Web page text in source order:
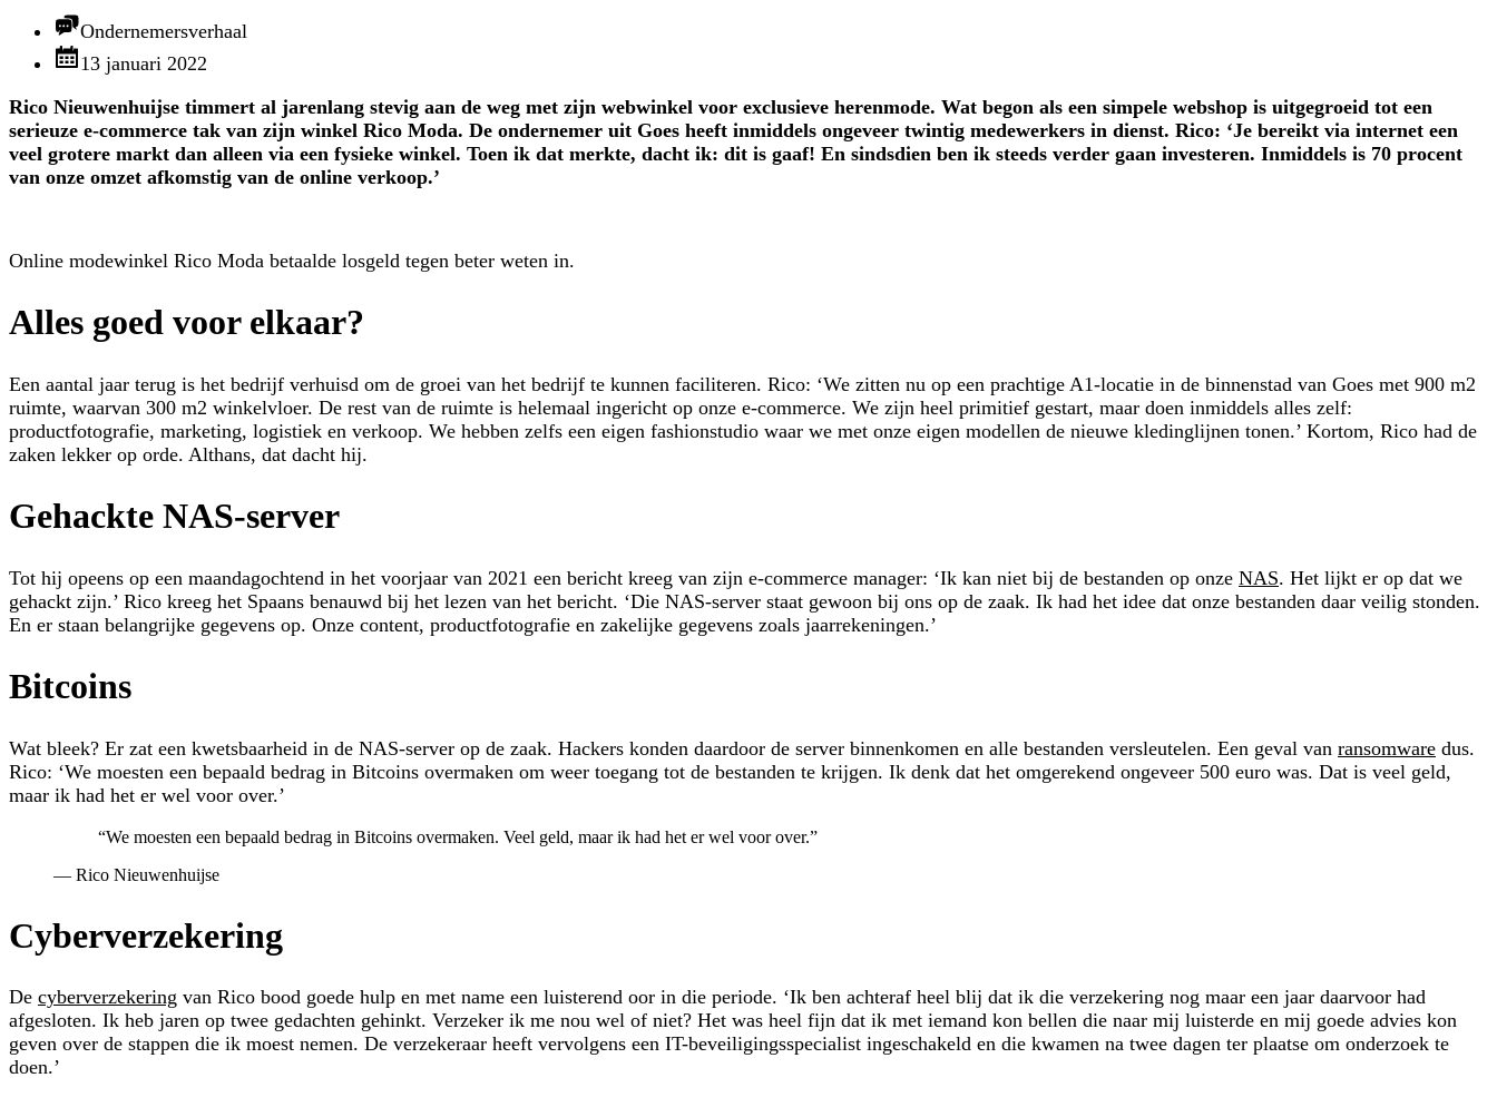
Ondernemersverhaal
13 januari 2022
Rico Nieuwenhuijse timmert al jarenlang stevig aan de weg met zijn webwinkel voor exclusieve herenmode. Wat begon als een simpele webshop is uitgegroeid tot een
serieuze e-commerce tak van zijn winkel Rico Moda. De ondernemer uit Goes heeft inmiddels ongeveer twintig medewerkers in dienst. Rico: ‘Je bereikt via internet een
veel grotere markt dan alleen via een fysieke winkel. Toen ik dat merkte, dacht ik: dit is gaaf! En sindsdien ben ik steeds verder gaan investeren. Inmiddels is 70 procent
van onze omzet afkomstig van de online verkoop.’
Online modewinkel Rico Moda betaalde losgeld tegen beter weten in.
Alles goed voor elkaar?
Een aantal jaar terug is het bedrijf verhuisd om de groei van het bedrijf te kunnen faciliteren. Rico: ‘We zitten nu op een prachtige A1-locatie in de binnenstad van Goes met 900 m2
ruimte, waarvan 300 m2 winkelvloer. De rest van de ruimte is helemaal ingericht op onze e-commerce. We zijn heel primitief gestart, maar doen inmiddels alles zelf:
productfotografie, marketing, logistiek en verkoop. We hebben zelfs een eigen fashionstudio waar we met onze eigen modellen de nieuwe kledinglijnen tonen.’ Kortom, Rico had de
zaken lekker op orde. Althans, dat dacht hij.
Gehackte NAS-server
Tot hij opeens op een maandagochtend in het voorjaar van 2021 een bericht kreeg van zijn e-commerce manager: ‘Ik kan niet bij de bestanden op onze NAS. Het lijkt er op dat we
gehackt zijn.’ Rico kreeg het Spaans benauwd bij het lezen van het bericht. ‘Die NAS-server staat gewoon bij ons op de zaak. Ik had het idee dat onze bestanden daar veilig stonden.
En er staan belangrijke gegevens op. Onze content, productfotografie en zakelijke gegevens zoals jaarrekeningen.’
Bitcoins
Wat bleek? Er zat een kwetsbaarheid in de NAS-server op de zaak. Hackers konden daardoor de server binnenkomen en alle bestanden versleutelen. Een geval van ransomware dus.
Rico: ‘We moesten een bepaald bedrag in Bitcoins overmaken om weer toegang tot de bestanden te krijgen. Ik denk dat het omgerekend ongeveer 500 euro was. Dat is veel geld,
maar ik had het er wel voor over.’
“We moesten een bepaald bedrag in Bitcoins overmaken. Veel geld, maar ik had het er wel voor over.”
— Rico Nieuwenhuijse
Cyberverzekering
De cyberverzekering van Rico bood goede hulp en met name een luisterend oor in die periode. ‘Ik ben achteraf heel blij dat ik die verzekering nog maar een jaar daarvoor had
afgesloten. Ik heb jaren op twee gedachten gehinkt. Verzeker ik me nou wel of niet? Het was heel fijn dat ik met iemand kon bellen die naar mij luisterde en mij goede advies kon
geven over de stappen die ik moest nemen. De verzekeraar heeft vervolgens een IT-beveiligingsspecialist ingeschakeld en die kwamen na twee dagen ter plaatse om onderzoek te
doen.’